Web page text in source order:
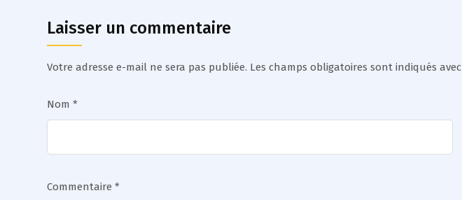
Laisser un commentaire
Votre adresse e-mail ne sera pas publiée. Les champs obligatoires sont indiqués avec
Nom *
Commentaire *